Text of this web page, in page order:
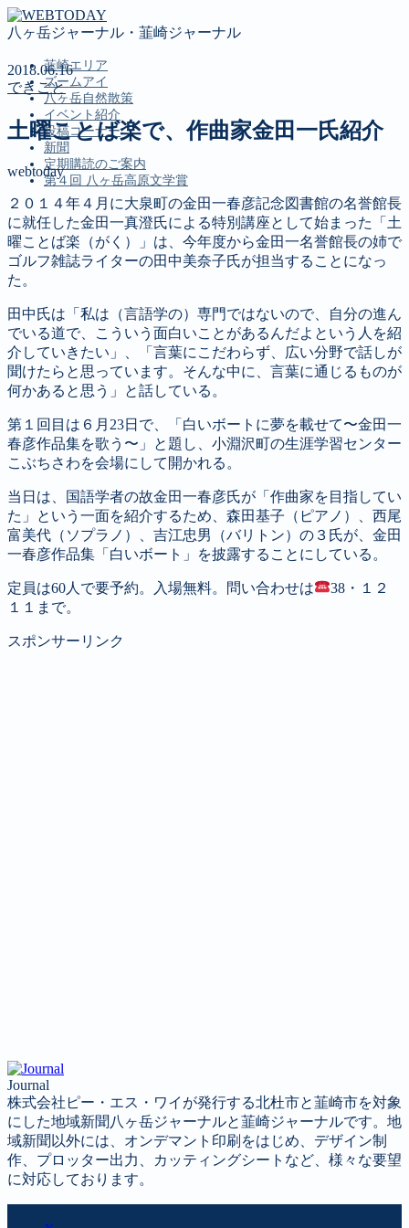
八ヶ岳ジャーナル・韮崎ジャーナル
韮崎エリア
ズームアイ
八ヶ岳自然散策
イベント紹介
投稿コーナー
新聞
定期購読のご案内
第４回 八ヶ岳高原文学賞
MENU
韮崎エリア
八ヶ岳自然散策
イベント紹介
投稿コーナー
新聞
定期購読のご案内
第４回 八ヶ岳高原文学賞
2018.06.16
できごと
土曜ことば楽で、作曲家金田一氏紹介
webtoday
２０１４年４月に大泉町の金田一春彦記念図書館の名誉館長
に就任した金田一真澄氏による特別講座として始まった「土
曜ことば楽（がく）」は、今年度から金田一名誉館長の姉で
ゴルフ雑誌ライターの田中美奈子氏が担当することになっ
た。
田中氏は「私は（言語学の）専門ではないので、自分の進ん
でいる道で、こういう面白いことがあるんだよという人を紹
介していきたい」、「言葉にこだわらず、広い分野で話しが
聞けたらと思っています。そんな中に、言葉に通じるものが
何かあると思う」と話している。
第１回目は６月23日で、「白いボートに夢を載せて〜金田一
春彦作品集を歌う〜」と題し、小淵沢町の生涯学習センター
こぶちさわを会場にして開かれる。
当日は、国語学者の故金田一春彦氏が「作曲家を目指してい
た」という一面を紹介するため、森田基子（ピアノ）、西尾
富美代（ソプラノ）、吉江忠男（バリトン）の３氏が、金田
一春彦作品集「白いボート」を披露することにしている。
定員は60人で要予約。入場無料。問い合わせは
38・１２
１１まで。
スポンサーリンク
Journal
株式会社ピー・エス・ワイが発行する北杜市と韮崎市を対象
にした地域新聞八ヶ岳ジャーナルと韮崎ジャーナルです。地
域新聞以外には、オンデマント印刷をはじめ、デザイン制
作、プロッター出力、カッティングシートなど、様々な要望
に対応しております。